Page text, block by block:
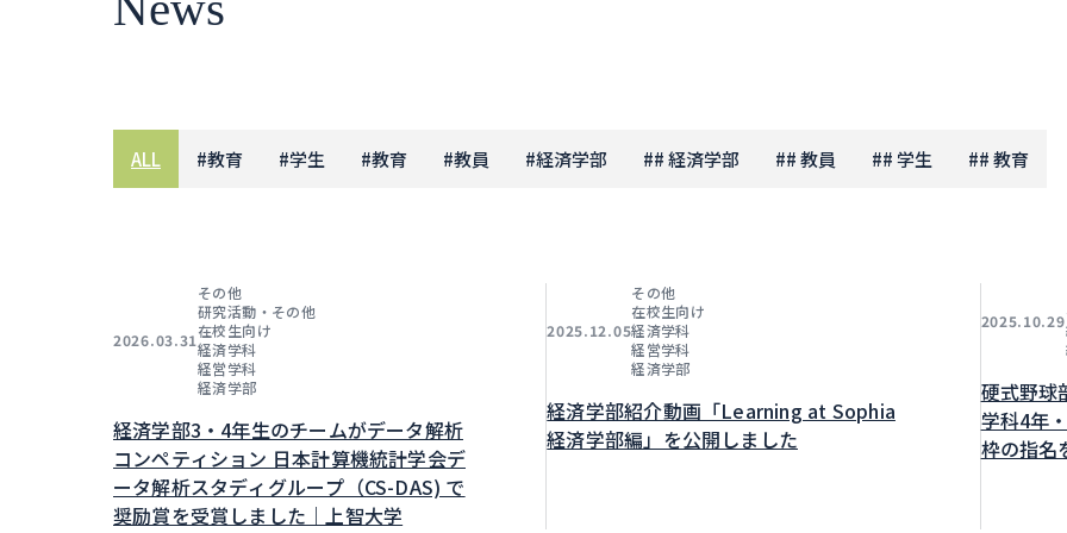
ALL #教育 #学生 #教育 #教員 #経済学部 ## 経済学部 ## 教員 ## 学生 ## 教育
2026.03.31
その他
研究活動・その他
在校生向け
経済学科
経営学科
経済学部
経済学部3・4年生のチームがデータ解析
コンペティション 日本計算機統計学会デ
ータ解析スタディグループ（CS-DAS) で
奨励賞を受賞しました｜上智大学
2025.12.05
その他
在校生向け
経済学科
経営学科
経済学部
経済学部紹介動画「Learning at Sophia
経済学部編」を公開しました
2025.10.29
硬式野球
学科4年
枠の指名